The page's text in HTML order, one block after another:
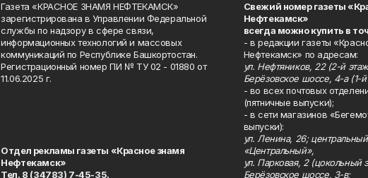
Газета «КРАСНОЕ ЗНАМЯ НЕФТЕКАМСК»
зарегистрирована в Управлении Федеральной
службы по надзору в сфере связи,
информационных технологий и массовых
коммуникаций по Республике Башкортостан.
Регистрационный номер ПИ № ТУ 02 - 01880 от
11.06.2025 г.
Отдел рекламы газеты «Красное знамя
Нефтекамск»
Тел. 8 (34783) 7-45-35.
Свежий номер газеты
Нефтекамск»
всегда можно купить в
- в редакции газеты
Нефтекамск» по адресам:
ул. Нефтяников, 22 (2-й
Берёзовское шоссе, 4-а (1-
- во всех почтовых
(пятничные выпуски);
- в сети магазинов
выпуски):
ул. Ленина, 26;
«Центральный»,
ул. Парковая, 2 (цокольный
Берёзовское шоссе, 3-в;